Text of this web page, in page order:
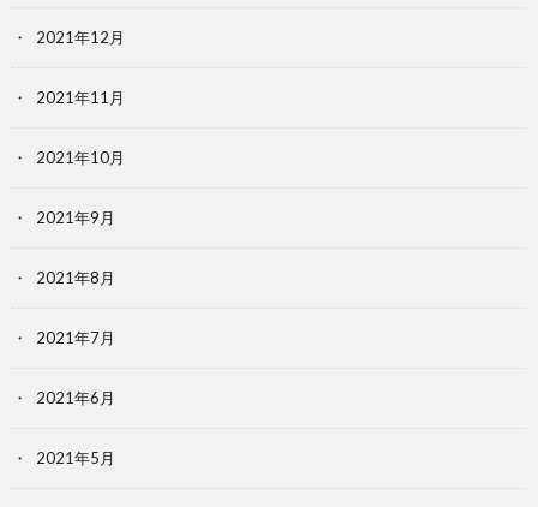
2021年12月
2021年11月
2021年10月
2021年9月
2021年8月
2021年7月
2021年6月
2021年5月